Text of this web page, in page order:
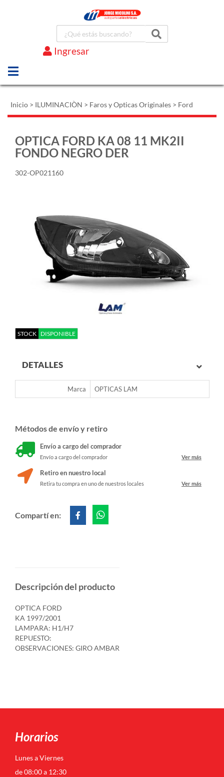
Ingresar
Inicio > ILUMINACIÒN > Faros y Opticas Originales > Ford
OPTICA FORD KA 08 11 MK2II
FONDO NEGRO DER
302-OP021160
STOCK DISPONIBLE
DETALLES
Marca OPTICAS LAM
Métodos de envío y retiro
Envío a cargo del comprador
Envío a cargo del comprador Ver más
Retiro en nuestro local
Retira tu compra en uno de nuestros locales Ver más
Compartí en:
Descripción del producto
OPTICA FORD
KA 1997/2001
LAMPARA: H1/H7
REPUESTO:
OBSERVACIONES: GIRO AMBAR
Horarios
Lunes a Viernes
de 08:00 a 12:30